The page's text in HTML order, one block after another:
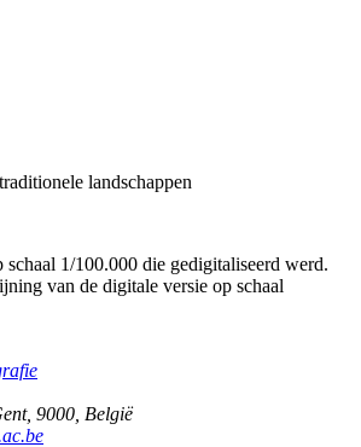
landschappen
schaal 1/100.000 die gedigitaliseerd werd.
van de digitale versie op schaal
, 9000 België